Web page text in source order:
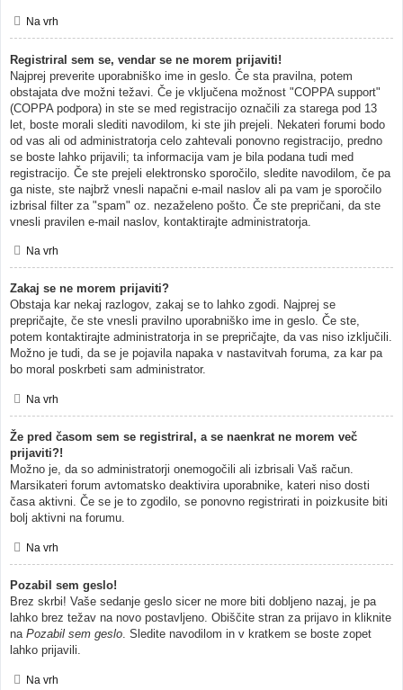
Na vrh
Registriral sem se, vendar se ne morem prijaviti!
Najprej preverite uporabniško ime in geslo. Če sta pravilna, potem
obstajata dve možni težavi. Če je vključena možnost "COPPA support"
(COPPA podpora) in ste se med registracijo označili za starega pod 13
let, boste morali slediti navodilom, ki ste jih prejeli. Nekateri forumi bodo
od vas ali od administratorja celo zahtevali ponovno registracijo, predno
se boste lahko prijavili; ta informacija vam je bila podana tudi med
registracijo. Če ste prejeli elektronsko sporočilo, sledite navodilom, če pa
ga niste, ste najbrž vnesli napačni e-mail naslov ali pa vam je sporočilo
izbrisal filter za "spam" oz. nezaželeno pošto. Če ste prepričani, da ste
vnesli pravilen e-mail naslov, kontaktirajte administratorja.
Na vrh
Zakaj se ne morem prijaviti?
Obstaja kar nekaj razlogov, zakaj se to lahko zgodi. Najprej se
prepričajte, če ste vnesli pravilno uporabniško ime in geslo. Če ste,
potem kontaktirajte administratorja in se prepričajte, da vas niso izključili.
Možno je tudi, da se je pojavila napaka v nastavitvah foruma, za kar pa
bo moral poskrbeti sam administrator.
Na vrh
Že pred časom sem se registriral, a se naenkrat ne morem več
prijaviti?!
Možno je, da so administratorji onemogočili ali izbrisali Vaš račun.
Marsikateri forum avtomatsko deaktivira uporabnike, kateri niso dosti
časa aktivni. Če se je to zgodilo, se ponovno registrirati in poizkusite biti
bolj aktivni na forumu.
Na vrh
Pozabil sem geslo!
Brez skrbi! Vaše sedanje geslo sicer ne more biti dobljeno nazaj, je pa
lahko brez težav na novo postavljeno. Obiščite stran za prijavo in kliknite
na Pozabil sem geslo. Sledite navodilom in v kratkem se boste zopet
lahko prijavili.
Na vrh